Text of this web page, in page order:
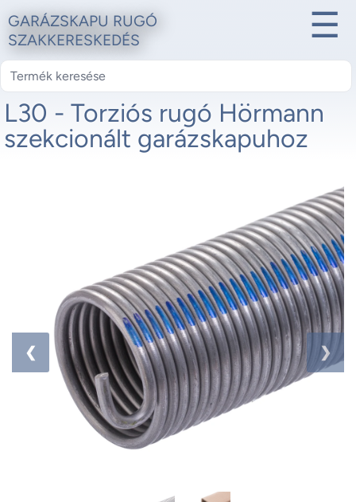
GARÁZSKAPU RUGÓ
SZAKKERESKEDÉS
☰
L30 - Torziós rugó Hörmann
szekcionált garázskapuhoz
❮ ❯